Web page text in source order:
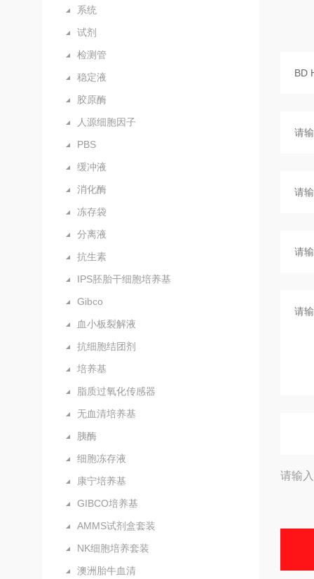
系统
试剂
检测管
稳定液
胶原酶
人源细胞因子
PBS
缓冲液
消化酶
冻存袋
分离液
抗生素
IPS胚胎干细胞培养基
Gibco
血小板裂解液
抗细胞结团剂
培养基
脂质过氧化传感器
无血清培养基
胰酶
细胞冻存液
康宁培养基
GIBCO培养基
AMMS试剂盒套装
NK细胞培养套装
澳洲胎牛血清
请输